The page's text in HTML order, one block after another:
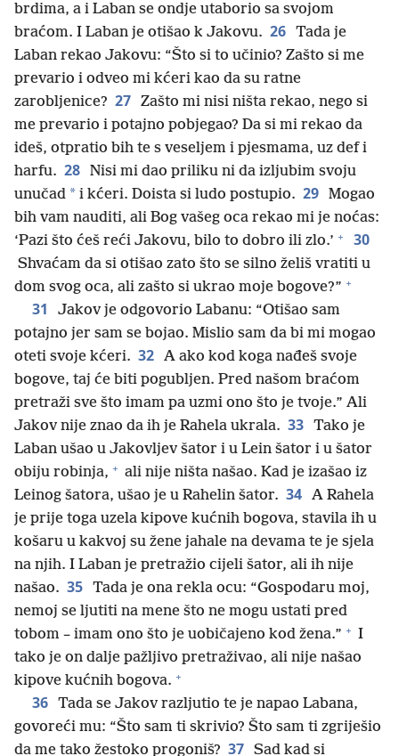
brdima, a i Laban se ondje utaborio sa svojom
braćom. I Laban je otišao k Jakovu. 26 Tada je
Laban rekao Jakovu: “Što si to učinio? Zašto si me
prevario i odveo mi kćeri kao da su ratne
zarobljenice? 27 Zašto mi nisi ništa rekao, nego si
me prevario i potajno pobjegao? Da si mi rekao da
ideš, otpratio bih te s veseljem i pjesmama, uz def i
harfu. 28 Nisi mi dao priliku ni da izljubim svoju
unučad * i kćeri. Doista si ludo postupio. 29 Mogao
bih vam nauditi, ali Bog vašeg oca rekao mi je noćas:
‘Pazi što ćeš reći Jakovu, bilo to dobro ili zlo.’ + 30
Shvaćam da si otišao zato što se silno želiš vratiti u
dom svog oca, ali zašto si ukrao moje bogove?” +
31
Jakov je odgovorio Labanu: “Otišao sam
potajno jer sam se bojao. Mislio sam da bi mi mogao
oteti svoje kćeri. 32 A ako kod koga nađeš svoje
bogove, taj će biti pogubljen. Pred našom braćom
pretraži sve što imam pa uzmi ono što je tvoje.” Ali
Jakov nije znao da ih je Rahela ukrala. 33 Tako je
Laban ušao u Jakovljev šator i u Lein šator i u šator
obiju robinja, + ali nije ništa našao. Kad je izašao iz
Leinog šatora, ušao je u Rahelin šator. 34 A Rahela
je prije toga uzela kipove kućnih bogova, stavila ih u
košaru u kakvoj su žene jahale na devama te je sjela
na njih. I Laban je pretražio cijeli šator, ali ih nije
našao. 35 Tada je ona rekla ocu: “Gospodaru moj,
nemoj se ljutiti na mene što ne mogu ustati pred
tobom – imam ono što je uobičajeno kod žena.” + I
tako je on dalje pažljivo pretraživao, ali nije našao
kipove kućnih bogova. +
36 Tada se Jakov razljutio te je napao Labana,
govoreći mu: “Što sam ti skrivio? Što sam ti zgriješio
da me tako žestoko progoniš? 37 Sad kad si